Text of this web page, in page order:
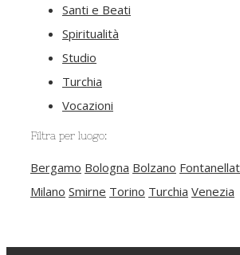
Santi e Beati
Spiritualità
Studio
Turchia
Vocazioni
Filtra per luogo:
Bergamo Bologna Bolzano
Milano Smirne Torino Turchia Venezia